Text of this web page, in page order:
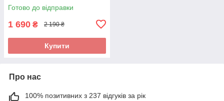
Готово до відправки
1 690 ₴ 2 190 ₴
Купити
Про нас
100% позитивних з 237 відгуків за рік